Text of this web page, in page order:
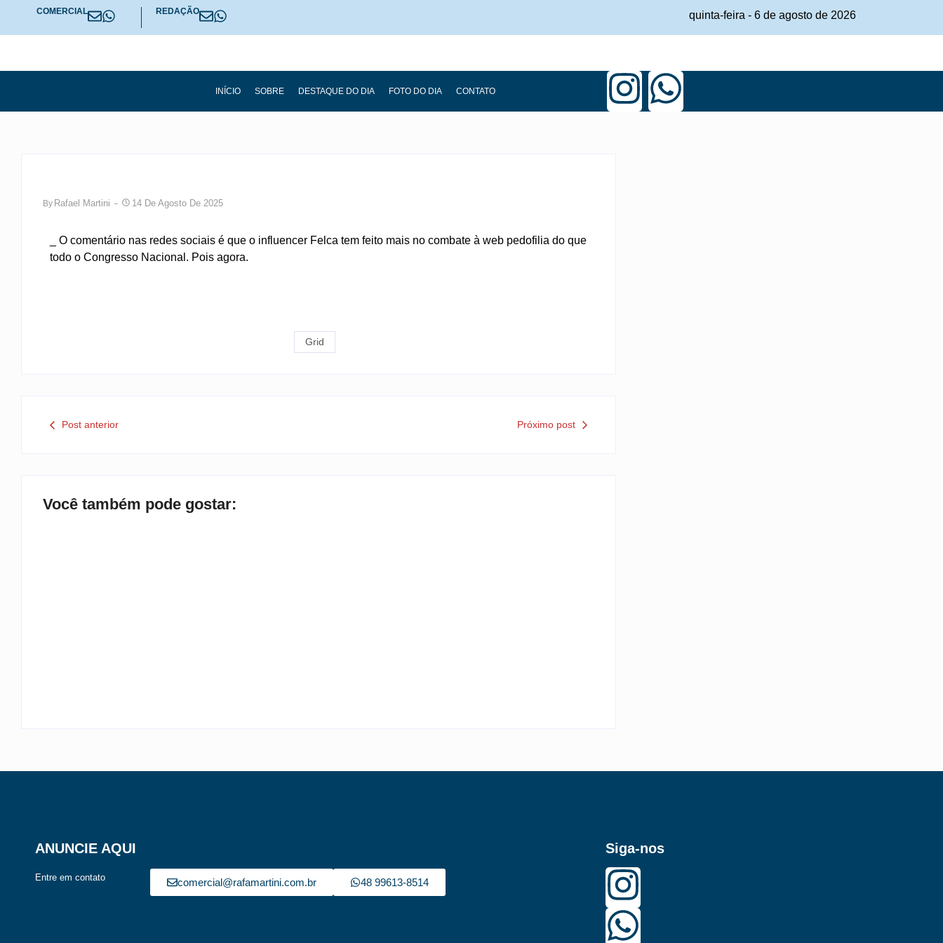
COMERCIAL REDAÇÃO quinta-feira - 6 de agosto de 2026
INÍCIO SOBRE DESTAQUE DO DIA FOTO DO DIA CONTATO
By Rafael Martini 14 De Agosto De 2025
_ O comentário nas redes sociais é que o influencer Felca tem feito mais no combate à web pedofilia do que
todo o Congresso Nacional. Pois agora.
Grid
Post anterior Próximo post
Você também pode gostar:
ANUNCIE AQUI
Entre em contato comercial@rafamartini.com.br 48 99613-8514
Siga-nos